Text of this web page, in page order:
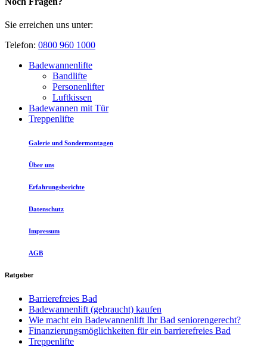
Sie erreichen uns unter:
Telefon: 0800 960 1000
Badewannenlifte
Bandlifte
Personenlifter
Luftkissen
Badewannen mit Tür
Treppenlifte
Galerie und Sondermontagen
Über uns
Erfahrungsberichte
Datenschutz
Impressum
AGB
Ratgeber
Barrierefreies Bad
Badewannenlift (gebraucht) kaufen
Wie macht ein Badewannenlift Ihr Bad seniorengerecht?
Finanzierungsmöglichkeiten für ein barrierefreies Bad
Treppenlifte